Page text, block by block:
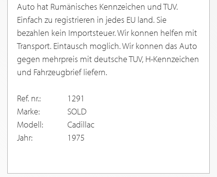
Auto hat Rumänisches Kennzeichen und TUV.
Einfach zu registrieren in jedes EU land. Sie
bezahlen kein Importsteuer. Wir konnen helfen mit
Transport. Eintausch moglich. Wir konnen das Auto
gegen mehrpreis mit deutsche TUV, H-Kennzeichen
und Fahrzeugbrief liefern.
Ref. nr.:
1291
Marke:
SOLD
Modell:
Cadillac
Jahr:
1975